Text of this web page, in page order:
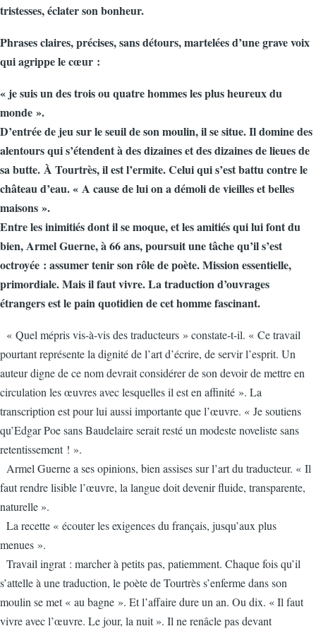
tristesses, éclater son bonheur.
Phrases claires, précises, sans détours, martelées d’une grave voix
qui agrippe le cœur :
« je suis un des trois ou quatre hommes les plus heureux du
monde ».
D’entrée de jeu sur le seuil de son moulin, il se situe. Il domine des
alentours qui s’étendent à des dizaines et des dizaines de lieues de
sa butte. À Tourtrès, il est l’ermite. Celui qui s’est battu contre le
château d’eau. « A cause de lui on a démoli de vieilles et belles
maisons ».
Entre les inimitiés dont il se moque, et les amitiés qui lui font du
bien, Armel Guerne, à 66 ans, poursuit une tâche qu’il s’est
octroyée : assumer tenir son rôle de poète. Mission essentielle,
primordiale. Mais il faut vivre. La traduction d’ouvrages
étrangers est le pain quotidien de cet homme fascinant.
« Quel mépris vis-à-vis des traducteurs » constate-t-il. « Ce travail
pourtant représente la dignité de l’art d’écrire, de servir l’esprit. Un
auteur digne de ce nom devrait considérer de son devoir de mettre en
circulation les œuvres avec lesquelles il est en affinité ». La
transcription est pour lui aussi importante que l’œuvre. « Je soutiens
qu’Edgar Poe sans Baudelaire serait resté un modeste noveliste sans
retentissement ! ».
Armel Guerne a ses opinions, bien assises sur l’art du traducteur. « Il
faut rendre lisible l’œuvre, la langue doit devenir fluide, transparente,
naturelle ».
La recette « écouter les exigences du français, jusqu’aux plus
menues ».
Travail ingrat : marcher à petits pas, patiemment. Chaque fois qu’il
s’attelle à une traduction, le poète de Tourtrès s’enferme dans son
moulin se met « au bagne ». Et l’affaire dure un an. Ou dix. « Il faut
vivre avec l’œuvre. Le jour, la nuit ». Il ne renâcle pas devant